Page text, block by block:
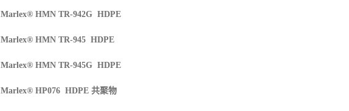
Marlex® HMN TR-942G HDPE
Marlex® HMN TR-945 HDPE
Marlex® HMN TR-945G HDPE
Marlex® HP076 HDPE 共聚物